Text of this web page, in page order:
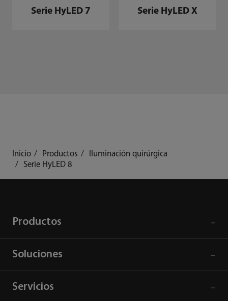
Serie HyLED 7 Serie HyLED X
Inicio Productos
Iluminación quirúrgica
Serie HyLED 8
Productos
Soluciones
Servicios